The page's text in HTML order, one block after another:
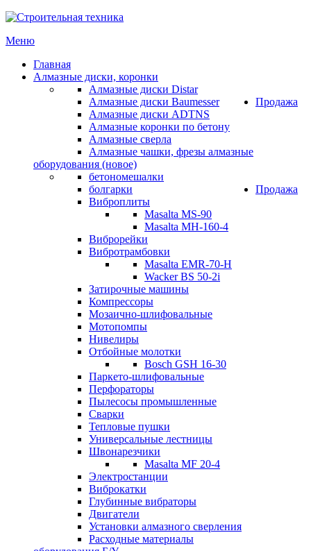
Меню
Главная
Алмазные диски, коронки
Алмазные диски Distar
Алмазные диски Baumesser
Алмазные диски ADTNS
Алмазные коронки по бетону
Алмазные сверла
Алмазные чашки, фрезы алмазные
Продажа
оборудования (новое)
бетономешалки
болгарки
Виброплиты
Masalta MS-90
Masalta MH-160-4
Виброрейки
Вибротрамбовки
Masalta EMR-70-H
Wacker BS 50-2i
Затирочные машины
Компрессоры
Мозаично-шлифовальные
Мотопомпы
Нивелиры
Отбойные молотки
Bosch GSH 16-30
Паркето-шлифовальные
Перфораторы
Пылесосы промышленные
Сварки
Тепловые пушки
Универсальные лестницы
Швонарезчики
Masalta MF 20-4
Электростанции
Виброкатки
Глубинные вибраторы
Двигатели
Установки алмазного сверления
Расходные материалы
Продажа